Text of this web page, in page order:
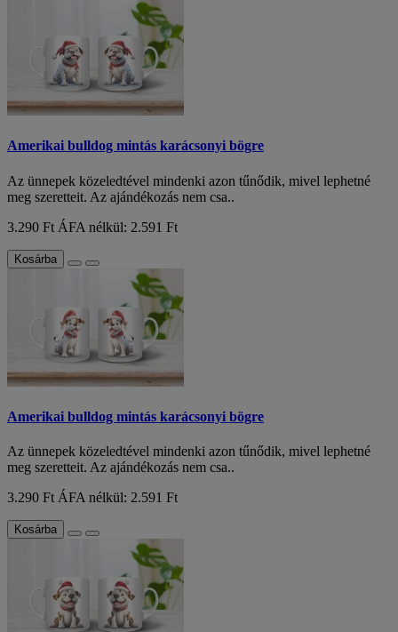
Amerikai bulldog mintás karácsonyi bögre
Az ünnepek közeledtével mindenki azon tűnődik, mivel lephetné
meg szeretteit. Az ajándékozás nem csa..
3.290 Ft ÁFA nélkül: 2.591 Ft
Kosárba
Amerikai bulldog mintás karácsonyi bögre
Az ünnepek közeledtével mindenki azon tűnődik, mivel lephetné
meg szeretteit. Az ajándékozás nem csa..
3.290 Ft ÁFA nélkül: 2.591 Ft
Kosárba